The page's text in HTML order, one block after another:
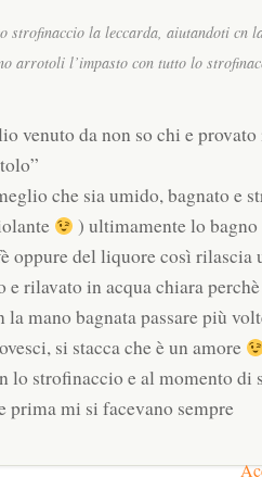
strofinaccio la leccarda, aiutandoti cn
arrotoli l’impasto con tutto lo
venuto da non so chi e
che sia umido, bagnato e
) ultimamente lo
oppure del liquore così rilascia
e rilavato in acqua chiara
la mano bagnata passare più
si stacca che è un amore
lo strofinaccio e al momento di
prima mi si facevano sempre